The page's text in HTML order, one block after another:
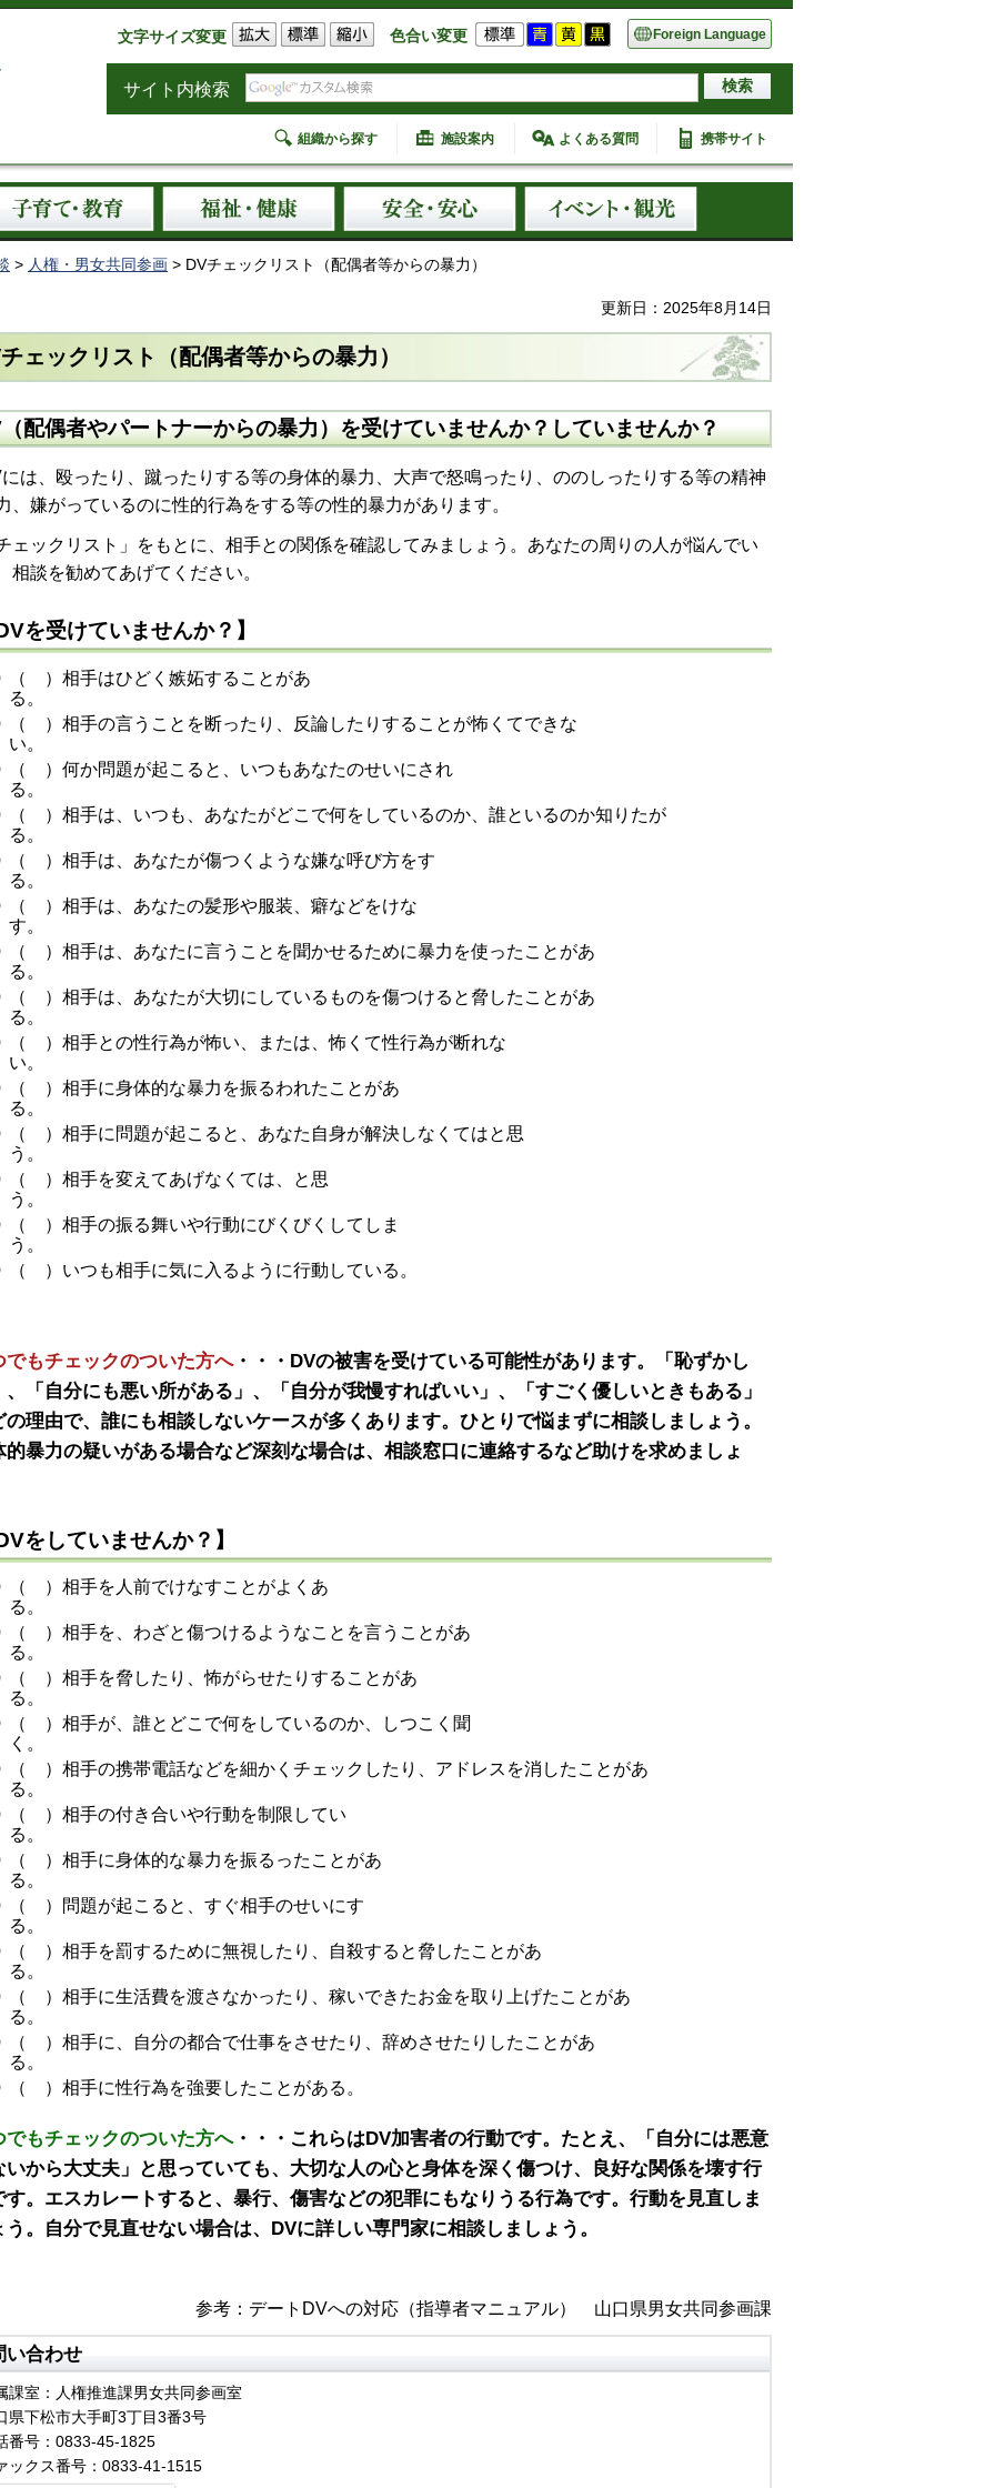
文字サイズ変更 色合い変更 Foreign Language
サイト内検索
組織から探す 施設案内 よくある質問 携帯サイト
> 人権・男女共同参画 > DVチェックリスト（配偶者等からの暴力）
更新日：2025年8月14日
ェックリスト（配偶者等からの暴力）
配偶者やパートナーからの暴力）を受けていませんか？していませんか？
、殴ったり、蹴ったりする等の身体的暴力、大声で怒鳴ったり、ののしったりする等の精神
、 嫌がっているのに性的行為をする等の性的暴力があります。
ェックリスト」をもとに、相手との関係を確認してみましょう。あなたの周りの人が悩んでい
相談を勧めてあげてください。
を受けていませんか？】
（ ）相手はひどく嫉妬することがあ
る。
（ ）相手の言うことを断ったり、反論したりすることが怖くてできな
い。
（ ）何か問題が起こると、いつもあなたのせいにされ
る。
（ ）相手は、いつも、あなたがどこで何をしているのか、誰といるのか知りたが
る。
（ ）相手は、あなたが傷つくような嫌な呼び方をす
る。
（ ）相手は、あなたの髪形や服装、癖などをけな
す
（ ）相手は、あなたに言うことを聞かせるために暴力を使ったことがあ
る。
（ ）相手は、あなたが大切にしているものを傷つけると脅したことがあ
る。
（ ）相手との性行為が怖い、または、怖くて性行為が断れな
い。
（ ）相手に身体的な暴力を振るわれたことがあ
る。
（ ）相手に問題が起こると、あなた自身が解決しなくてはと思
う。
（ ）相手を変えてあげなくては、と思
う
（ ）相手の振る舞いや行動にびくびくしてしま
う。
（ ）いつも相手に気に入るように行動している。
でもチェックのついた方へ・・・DVの被害を受けている可能性があります。「恥ずかし
、「自分にも悪い所がある」、「自分が我慢すればいい」、「すごく優しいときもある」
の理由で、誰にも相談しないケースが多くあります。ひとりで悩まずに相談しましょう。
的暴力の疑いがある場合など深刻な場合は、相談窓口に連絡するなど助けを求めましょ
をしていませんか？】
（ ）相手を人前でけなすことがよくあ
る
（ ）相手を、わざと傷つけるようなことを言うことがあ
る
（ ）相手を脅したり、怖がらせたりすることがあ
る
（ ）相手が、誰とどこで何をしているのか、しつこく聞
く
（ ）相手の携帯電話などを細かくチェックしたり、アドレスを消したことがあ
る。
（ ）相手の付き合いや行動を制限してい
る
（ ）相手に身体的な暴力を振るったことがあ
る
（ ）問題が起こると、すぐ相手のせいにす
る
（ ）相手を罰するために無視したり、自殺すると脅したことがあ
る。
（ ）相手に生活費を渡さなかったり、稼いできたお金を取り上げたことがあ
る。
（ ）相手に、自分の都合で仕事をさせたり、辞めさせたりしたことがあ
る。
（ ）相手に性行為を強要したことがある。
でもチェックのついた方へ・・・これらはDV加害者の行動です。たとえ、「自分には悪意
いから大丈夫」と思っていても、大切な人の心と身体を深く傷つけ、良好な関係を壊す行
す。エスカレートすると、暴行、傷害などの犯罪にもなりうる行為です。行動を見直しま
う。自分で見直せない場合は、DVに詳しい専門家に相談しましょう。
参考：デートDVへの対応（指導者マニュアル） 山口県男女共同参画課
い合わせ
課室：人権推進課男女共同参画室
県下松市大手町3丁目3番3号
番号：0833-45-1825
ックス番号：0833-41-1515